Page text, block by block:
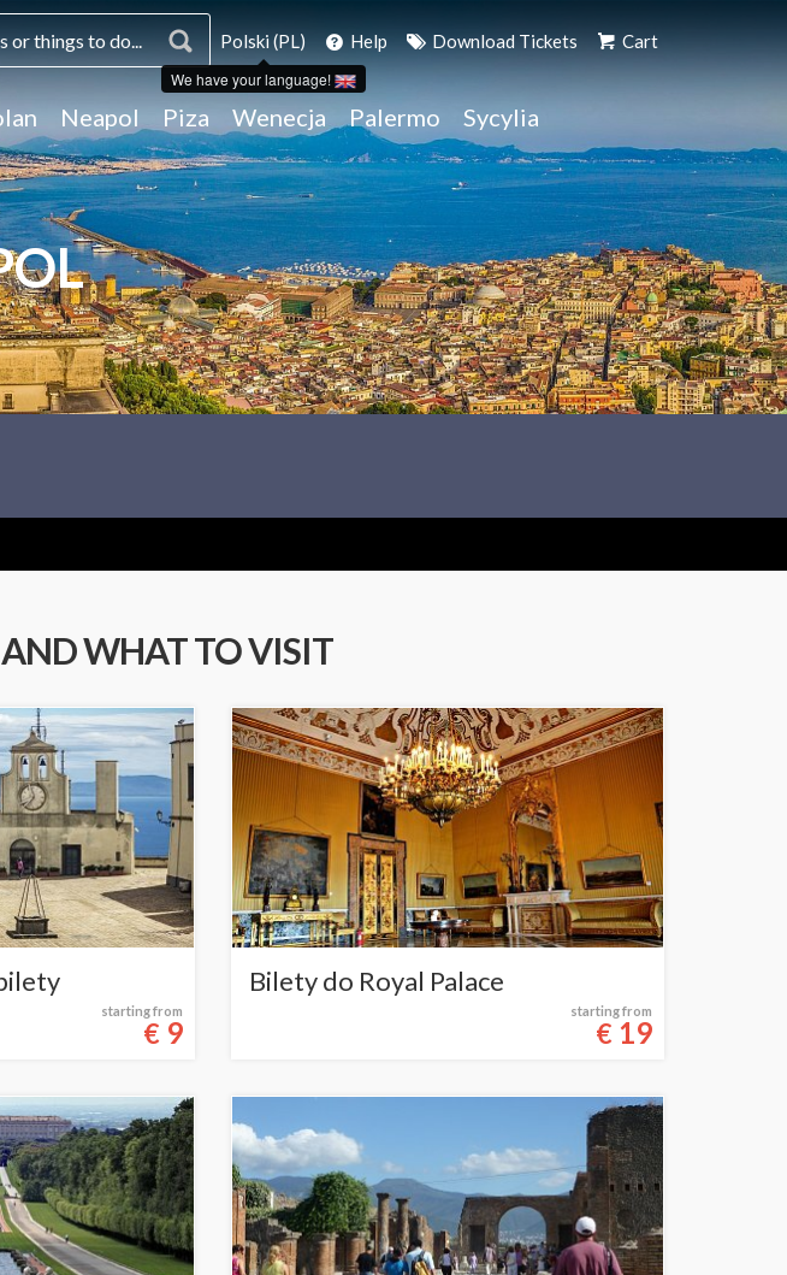
Polski (PL)
We have your language!
Help Download Tickets Cart
Neapol Piza Wenecja Palermo Sycylia
WHAT TO VISIT
starting from
€ 9
Bilety do Royal Palace
starting from
€ 19